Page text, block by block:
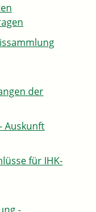
der
Auskunft
für IHK-